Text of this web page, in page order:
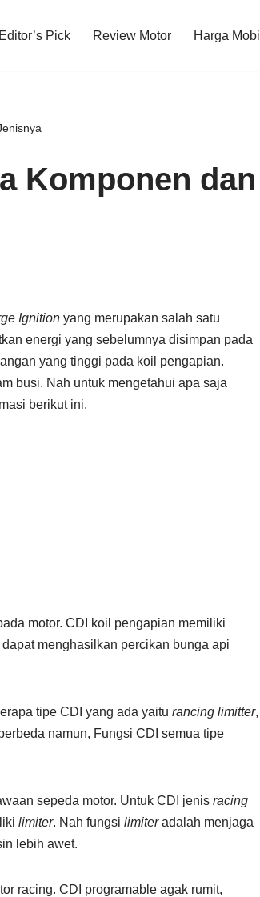
Editor’s Pick Review Motor Harga Mobil
Komponen dan
Ignition yang merupakan salah satu
energi yang sebelumnya disimpan pada
yang tinggi pada koil pengapian.
busi. Nah untuk mengetahui apa saja
berikut ini.
motor. CDI koil pengapian memiliki
menghasilkan percikan bunga api
tipe CDI yang ada yaitu rancing limitter,
namun, Fungsi CDI semua tipe
sepeda motor. Untuk CDI jenis racing
limiter. Nah fungsi limiteradalah menjaga
lebih awet.
racing. CDI programable agak rumit,